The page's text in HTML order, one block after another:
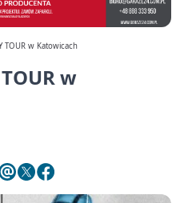
TOUR w Katowicach
w